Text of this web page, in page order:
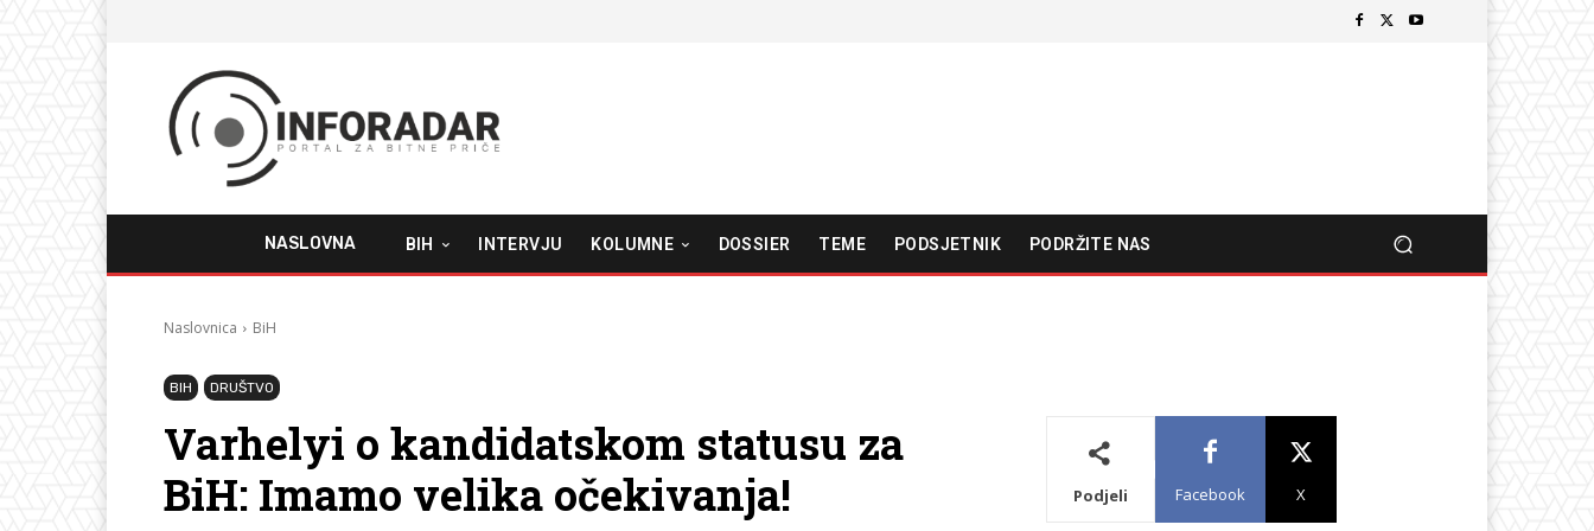
NASLOVNA BIH INTERVJU KOLUMNE DOSSIER TEME PODSJETNIK PODRŽITE NAS
Naslovnica BiH
BIH DRUŠTVO
Varhelyi o kandidatskom statusu za
BiH: Imamo velika očekivanja!
Podjeli Facebook X